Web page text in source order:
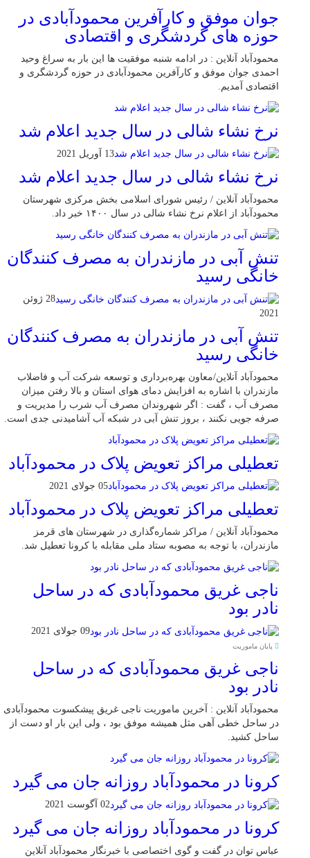
جوان موفق و کارآفرین محمودآبادی در
حوزه های گردشگری و اقتصادی
محمودآباد آنلاین : در ادامه شنبه موفقیت ها این بار به سراغ وحید
احمدی جوان موفق و کارآفرین محمودآبادی در حوزه گردشگری و
اقتصادی آمدیم.
نرخ نشاء شالی در سال جدید اعلام شد
13 آوریل 2021
نرخ نشاء شالی در سال جدید اعلام شد
محمودآباد آنلاین / رئیس شورای اسلامی بخش مرکزی شهرستان
محمودآباد از اعلام نرخ نشاء شالی در سال ۱۴۰۰ خبر داد.
تنش آبی در مازندران به مصرف كنندگان
خانگی رسيد
28 ژوئن
2021
تنش آبی در مازندران به مصرف كنندگان
خانگی رسيد
محمودآباد آنلاین/معاون بهره‌برداری و توسعه شرکت آب و فاضلاب
مازندران با اشاره به افزایش دمای هوای استان و بالا رفتن میزان
مصرف آب ، گفت : اگر شهروندان مصرف آب شرب را مدیریت و
صرفه جویی نکنند ، بروز تنش آبی در شبکه آب آشامیدنی جدی است.
تعطیلی مراکز تعویض پلاک در محمودآباد
05 جولای 2021
تعطیلی مراکز تعویض پلاک در محمودآباد
محمودآباد آنلاین / مراکز شماره‌گذاری در شهر‌ستان های قرمز
مازندران، با توجه به مصوبه ستاد ملی مقابله با کرونا تعطیل شد.
ناجی غریق محمودآبادی که در ساحل
نادر بود
09 جولای 2021
پایان ماموریت
ناجی غریق محمودآبادی که در ساحل
نادر بود
محمودآباد آنلاین : آخرین ماموریت ناجی غریق پیشکسوت محمودآبادی
در ساحل خطی آهی مثل همیشه موفق بود ، ولی این بار او دست از
ساحل کشید.
کرونا در محمودآباد روزانه جان می گیرد
02 آگوست 2021
کرونا در محمودآباد روزانه جان می گیرد
عباس توان در گفت و گوی اختصاصی با خبرنگار محمودآباد آنلاین